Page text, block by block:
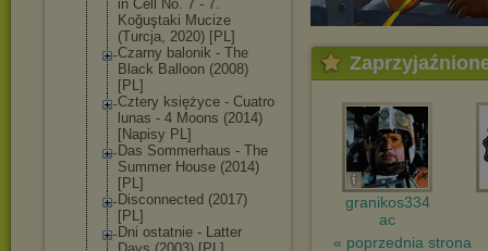
in Cell No. 7 - 7.
Koğuştaki Mucize
(Turcja, 2020) [PL]
Czarny balonik - The
Black Balloon (2008)
[PL]
Cztery księżyce - Cuatro
lunas - 4 Moons (2014)
[Napisy PL]
Das Sommerhaus - The
Summer House (2014)
[PL]
Disconnected (2017)
[PL]
Dni ostatnie - Latter
granikos334
ac
« poprzednia strona